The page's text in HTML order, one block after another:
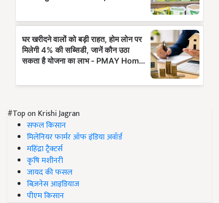
#Top on Krishi Jagran
सफल किसान
मिलेनियर फार्मर ऑफ इंडिया अवॉर्ड
महिंद्रा ट्रैक्टर्स
कृषि मशीनरी
जायद की फसल
बिज़नेस आइडियाज
पीएम किसान